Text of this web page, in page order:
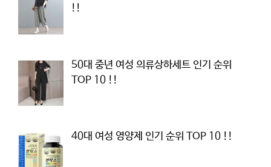
!!
50대 중년 여성 의류상하세트 인기 순위
TOP 10 !!
40대 여성 영양제 인기 순위 TOP 10 !!